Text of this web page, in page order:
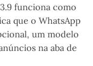
funciona como
que o WhatsApp
um modelo
na aba de